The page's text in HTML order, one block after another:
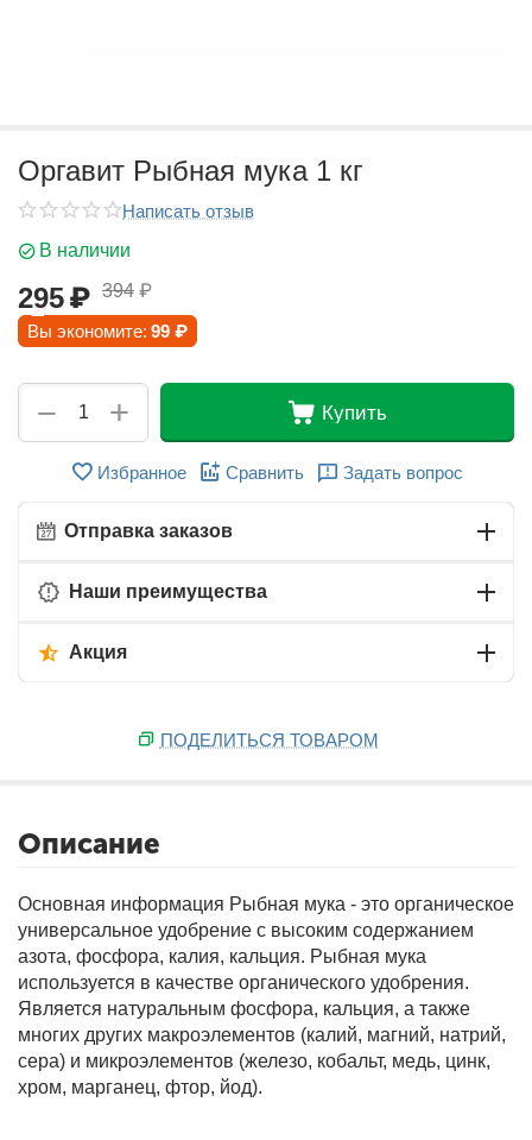
Оргавит Рыбная мука 1 кг
Написать отзыв
В наличии
295₽ 394 ₽
Вы экономите: 99 ₽
+
− Купить
Избранное Сравнить Задать вопрос
Отправка заказов
Наши преимущества
Акция
ПОДЕЛИТЬСЯ ТОВАРОМ
Описание
Основная информация Рыбная мука - это органическое
универсальное удобрение с высоким содержанием
азота, фосфора, калия, кальция. Рыбная мука
используется в качестве органического удобрения.
Является натуральным фосфора, кальция, а также
многих других макроэлементов (калий, магний, натрий,
сера) и микроэлементов (железо, кобальт, медь, цинк,
хром, марганец, фтор, йод).